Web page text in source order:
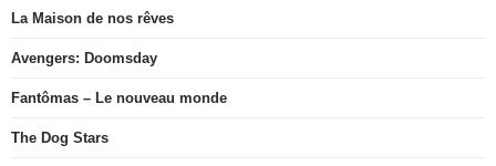
La Maison de nos rêves
Avengers: Doomsday
Fantômas – Le nouveau monde
The Dog Stars